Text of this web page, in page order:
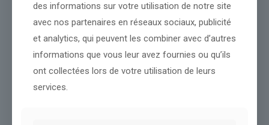
Dans le même thème
des informations sur votre utilisation de notre site
avec nos partenaires en réseaux sociaux, publicité
et analytics, qui peuvent les combiner avec d’autres
informations que vous leur avez fournies ou qu’ils
ont collectées lors de votre utilisation de leurs
services.